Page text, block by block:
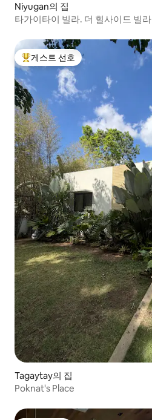
Niyugan의 집
타가이타이 빌라. 더 힐사이드 빌라
상위 게스트 선호
게스트 선호
Tagaytay의 집
Poknat's Place